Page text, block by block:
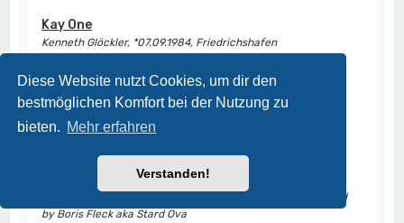
Diese Website nutzt Cookies, um dir den
bestmöglichen Komfort bei der Nutzung zu
bieten. Mehr erfahren
Verstanden!
Kay One
Kenneth Glöckler, *07.09.1984, Friedrichshafen
26.05.17 9Louis, Louis(19/3/2) /Gold
Wochenanzahl Single: 19
Besonderes: Coverversion von "Brother Louie"
Track written by Dieter Bohlen, Lyrics by Kay One, produced
by Boris Fleck aka Stard Ova